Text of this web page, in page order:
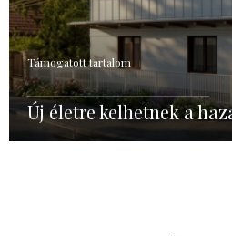
Támogatott tartalom
Új életre kelhetnek a